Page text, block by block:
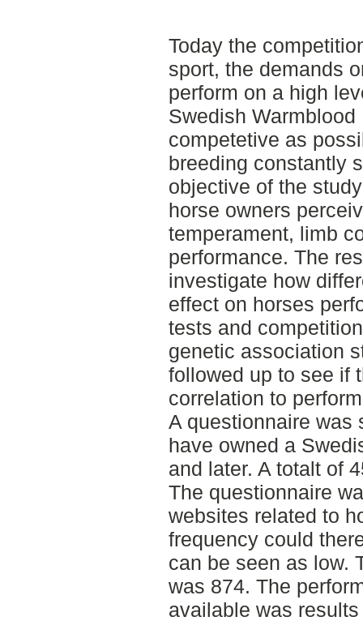
Today the
sport, the demands
perform on a high
Swedish
competetive as
breeding constantly
objective of the
horse owners
temperament, limb
performance. The
investigate how
effect on horses
tests and
genetic association
followed up to see if
correlation to
A questionnaire was
have owned a
and later. A totalt of
The questionnaire
websites related to
frequency could
can be seen as low.
was 874. The
available was